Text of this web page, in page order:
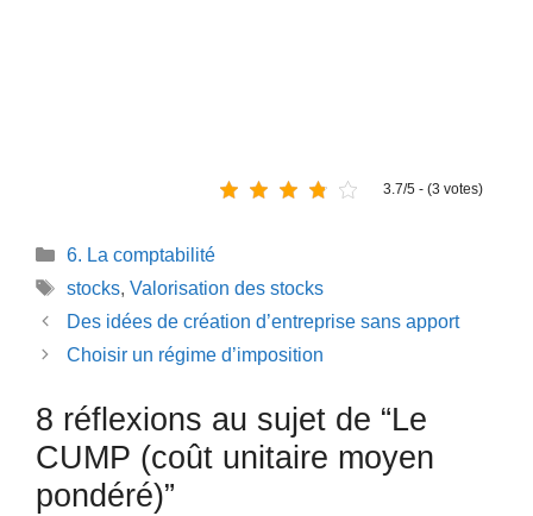
3.7/5 - (3 votes)
Catégories
6. La comptabilité
Étiquettes
stocks, Valorisation des stocks
Des idées de création d’entreprise sans apport
Choisir un régime d’imposition
8 réflexions au sujet de “Le
CUMP (coût unitaire moyen
pondéré)”